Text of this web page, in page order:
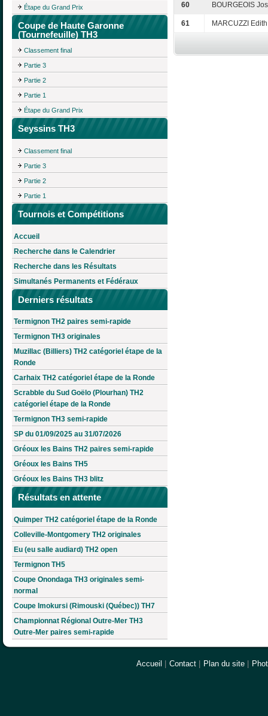
Étape du Grand Prix
Coupe de Haute Garonne
(Tournefeuille) TH3
Classement final
Partie 3
Partie 2
Partie 1
Étape du Grand Prix
Seyssins TH3
Classement final
Partie 3
Partie 2
Partie 1
Tournois et Compétitions
Accueil
Recherche dans le Calendrier
Recherche dans les Résultats
Simultanés Permanents et Fédéraux
Derniers résultats
Termignon TH2 paires semi-rapide
Termignon TH3 originales
Muzillac (Billiers) TH2 catégoriel étape de la
Ronde
Carhaix TH2 catégoriel étape de la Ronde
Scrabble du Sud Goëlo (Plourhan) TH2
catégoriel étape de la Ronde
Termignon TH3 semi-rapide
SP du 01/09/2025 au 31/07/2026
Gréoux les Bains TH2 paires semi-rapide
Gréoux les Bains TH5
Gréoux les Bains TH3 blitz
Résultats en attente
Quimper TH2 catégoriel étape de la Ronde
Colleville-Montgomery TH2 originales
Eu (eu salle audiard) TH2 open
Termignon TH5
Coupe Onondaga TH3 originales semi-
normal
Coupe Imokursi (Rimouski (Québec)) TH7
Championnat Régional Outre-Mer TH3
Outre-Mer paires semi-rapide
60 BOURGEOIS
61 MARCUZZI Edith
Accueil Contact Plan du site